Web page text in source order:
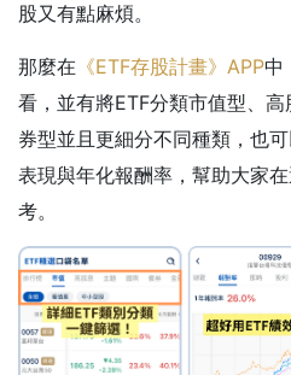
股又有點麻煩。
那麼在 《ETF存股計畫》APP中
看，並有將ETF分類市值型、
券型並且更細分不同種類，也
表現與年化報酬率，幫助大家
考。